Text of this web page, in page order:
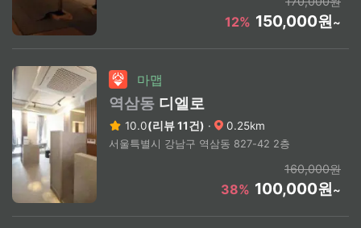
12% 150,000원~
마맵
역삼동 디엘로
10.0(리뷰 11건) · 0.25km
서울특별시 강남구 역삼동 827-42 2층
160,000원
38% 100,000원~